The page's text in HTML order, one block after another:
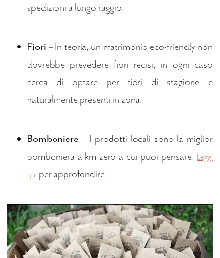
spedizioni a lungo raggio.
Fiori – In teoria, un matrimonio eco-friendly non
dovrebbe prevedere fiori recisi, in ogni caso
cerca di optare per fiori di stagione e
naturalmente presenti in zona.
Bomboniere – I prodotti locali sono la miglior
bomboniera a km zero a cui puoi pensare! Leggi
qui per approfondire.